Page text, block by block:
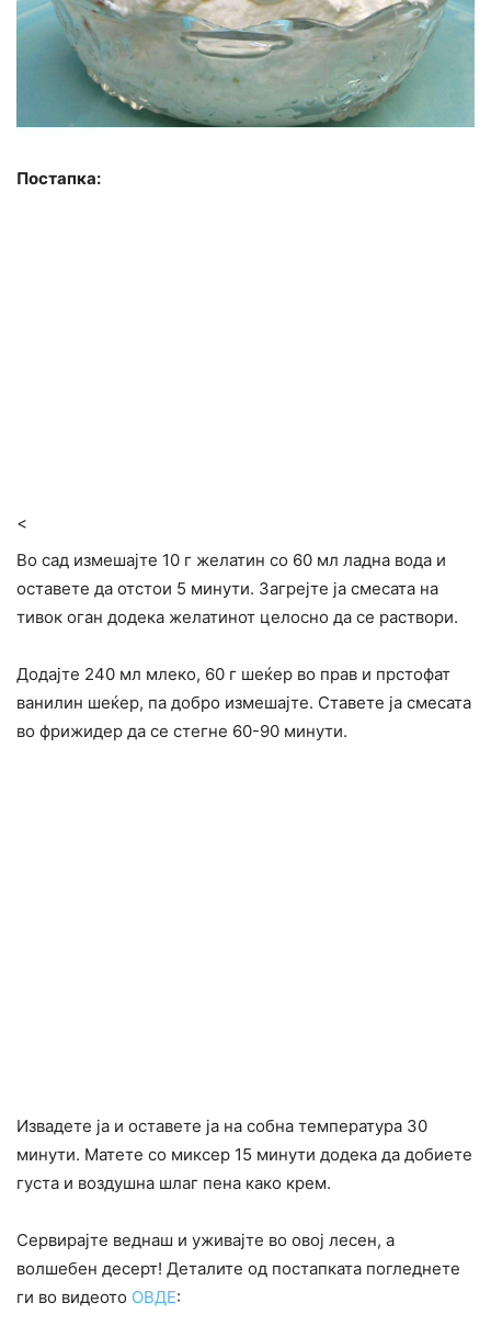
Постапка:
<
Во сад измешајте 10 г желатин со 60 мл ладна вода и
оставете да отстои 5 минути. Загрејте ја смесата на
тивок оган додека желатинот целосно да се раствори.
Додајте 240 мл млеко, 60 г шеќер во прав и прстофат
ванилин шеќер, па добро измешајте. Ставете ја смесата
во фрижидер да се стегне 60-90 минути.
Извадете ја и оставете ја на собна температура 30
минути. Матете со миксер 15 минути додека да добиете
густа и воздушна шлаг пена како крем.
Сервирајте веднаш и уживајте во овој лесен, а
волшебен десерт! Деталите од постапката погледнете
ги во видеото ОВДЕ: